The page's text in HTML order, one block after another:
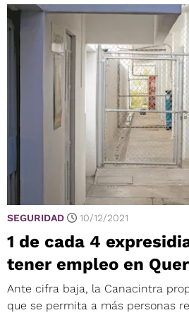
SEGURIDAD 10/12/2021
1 de cada 4
tener empleo en
Ante cifra baja, la Canacintra
que se permita a más personas